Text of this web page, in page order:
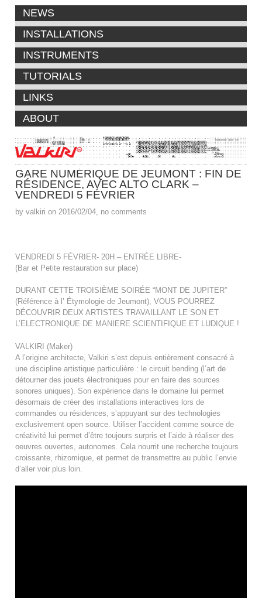
NEWS
INSTALLATIONS
INSTRUMENTS
TUTORIALS
LINKS
ABOUT
GARE NUMÉRIQUE DE JEUMONT : FIN DE
RÉSIDENCE, AVEC ALTO CLARK –
VENDREDI 5 FÉVRIER
by valkiri on 2016/02/04, no comments
VENDREDI 5 FÉVRIER- 20H – ENTRÉE LIBRE-
(Bar et Petite restauration sur place)
DURANT CETTE TROISIÈME SOIRÉE “MONT DE JUPITER”
(Référence à l’ Étymologie de Jeumont), VOUS POURREZ
DÉCOUVRIR DEUX ARTISTES TRAVAILLANT LE SON ET
L’ELECTRONIQUE DE MANIERE SCIENTIFIQUE ET LUDIQUE !
VALKIRI (Maker)
A l’origine architecte, Valkiri s’est depuis entièrement consacré à
une discipline artistique particulière : le circuit bending (l’art de
détourner des jouets électroniques pour en faire des sources
sonores uniques). Son expérience dans le domaine lui permet
désormais de créer des installations interactives lors de
commandes ou résidences, s’appuyant sur des technologies
exclusivement open source. Utiliser l’accident comme source de
créativité lui permet d’être toujours surpris et l’aide à réaliser des
oeuvres ouvertes, autonomes. Cela nourrit une recherche toujours
croissante, rhizomique, et permet de transmettre au public l’envie
d’aller voir plus loin.